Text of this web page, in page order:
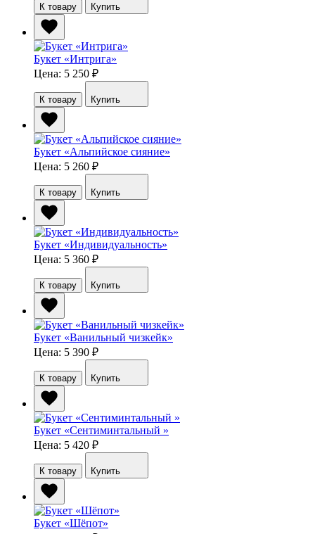
К товару Купить
Букет «Интрига»
Цена: 5 250 ₽
К товару Купить
Букет «Альпийское сияние»
Цена: 5 260 ₽
К товару Купить
Букет «Индивидуальность»
Цена: 5 360 ₽
К товару Купить
Букет «Ванильный чизкейк»
Цена: 5 390 ₽
К товару Купить
Букет «Сентиминтальный »
Цена: 5 420 ₽
К товару Купить
Букет «Шёпот»